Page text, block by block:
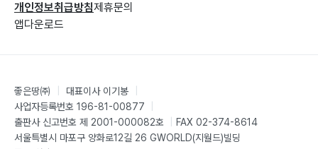
개인정보취급방침
앱다운로드
제휴문의
좋은땅㈜ 대표이사 이기봉
사업자등록번호 196-81-00877
출판사 신고번호 제 2001-000082호
FAX 02-374-8614
서울특별시 마포구 양화로12길 26 GWORLD(지월드)빌딩